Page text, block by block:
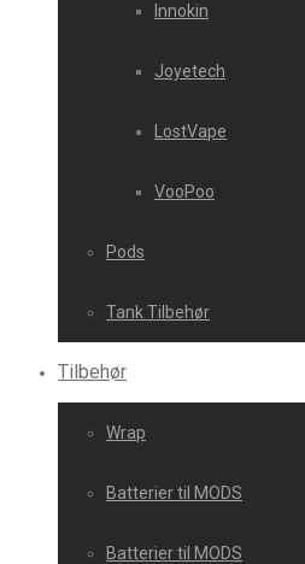
Innokin
Joyetech
LostVape
VooPoo
Pods
Tank Tilbehør
Tilbehør
Wrap
Batterier til MODS
Batterier til MODS